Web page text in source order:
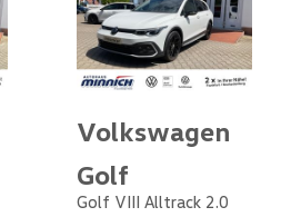
Volkswagen
Golf
Golf VIII Alltrack 2.0